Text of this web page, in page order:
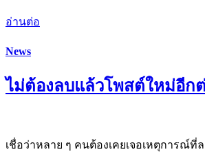
อ่านต่อ
News
ไม่ต้องลบแล้วโพสต์ใหม่อีกต่
เชื่อว่าหลาย ๆ คนต้องเคยเจอเหตุการณ์ที่